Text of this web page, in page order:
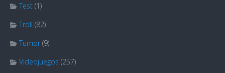
Test (1)
Troll (82)
Tumor (9)
Videojuegos (257)